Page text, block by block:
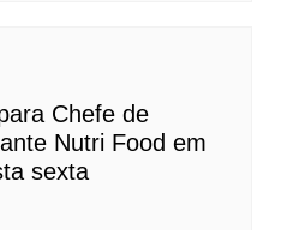
Chefe de
Nutri Food em
sexta